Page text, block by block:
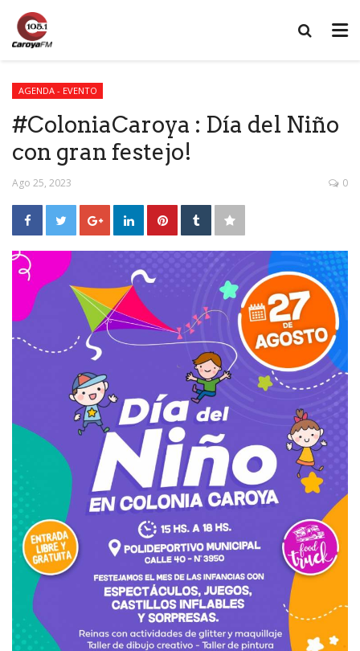
AGENDA - EVENTO
#ColoniaCaroya : Día del Niño
con gran festejo!
Ago 25, 2023 0